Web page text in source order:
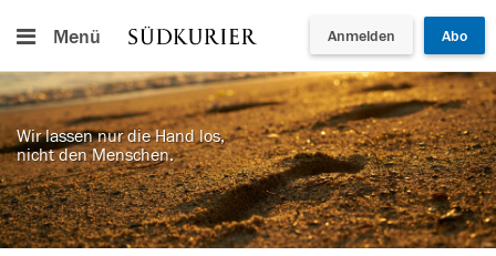
Menü Anmelden Abo
Wir lassen nur die Hand los,
nicht den Menschen.